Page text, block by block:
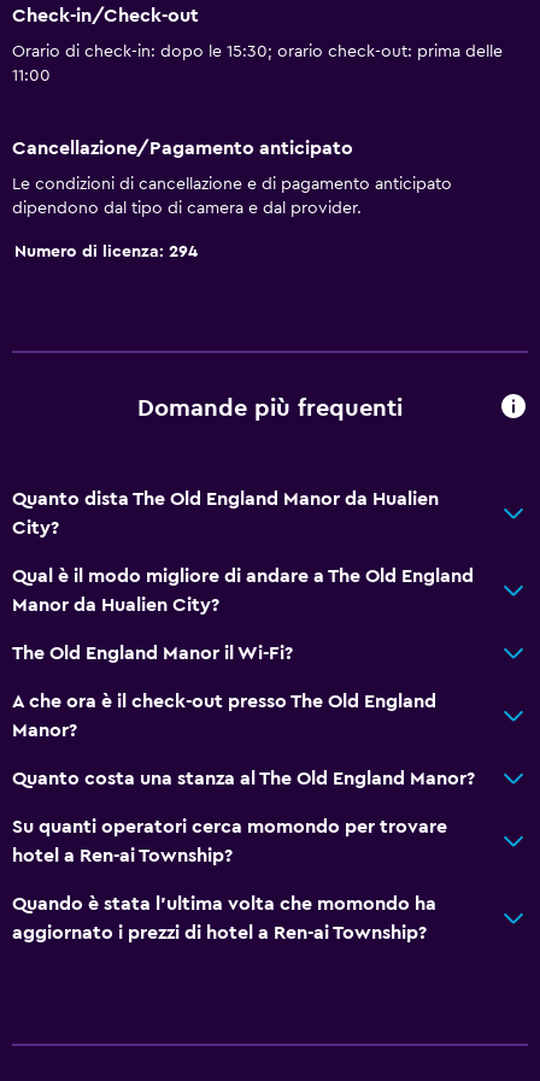
Check-in/Check-out
Orario di check-in: dopo le 15:30; orario check-out: prima delle
11:00
Cancellazione/Pagamento anticipato
Le condizioni di cancellazione e di pagamento anticipato
dipendono dal tipo di camera e dal provider.
Numero di licenza: 294
Domande più frequenti
Quanto dista The Old England Manor da Hualien
City?
Qual è il modo migliore di andare a The Old England
Manor da Hualien City?
The Old England Manor il Wi-Fi?
A che ora è il check-out presso The Old England
Manor?
Quanto costa una stanza al The Old England Manor?
Su quanti operatori cerca momondo per trovare
hotel a Ren-ai Township?
Quando è stata l'ultima volta che momondo ha
aggiornato i prezzi di hotel a Ren-ai Township?